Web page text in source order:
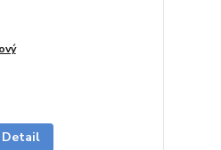
Detail